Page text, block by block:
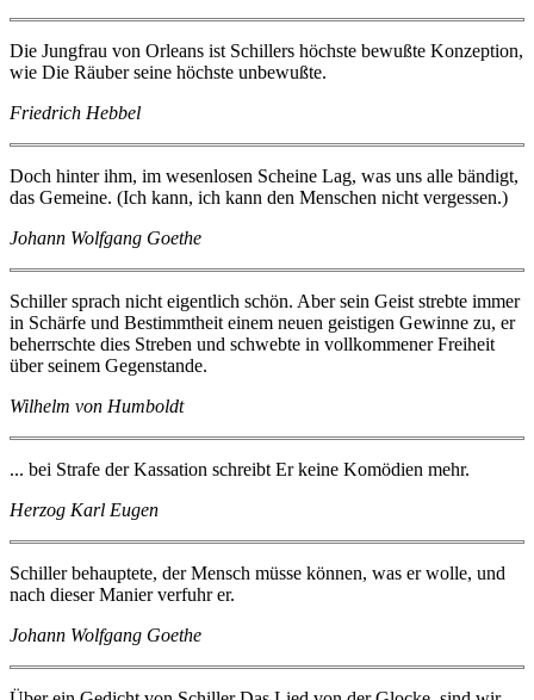
Die Jungfrau von Orleans ist Schillers höchste bewußte Konzeption,
wie Die Räuber seine höchste unbewußte.
Friedrich Hebbel
Doch hinter ihm, im wesenlosen Scheine Lag, was uns alle bändigt,
das Gemeine. (Ich kann, ich kann den Menschen nicht vergessen.)
Johann Wolfgang Goethe
Schiller sprach nicht eigentlich schön. Aber sein Geist strebte immer
in Schärfe und Bestimmtheit einem neuen geistigen Gewinne zu, er
beherrschte dies Streben und schwebte in vollkommener Freiheit
über seinem Gegenstande.
Wilhelm von Humboldt
... bei Strafe der Kassation schreibt Er keine Komödien mehr.
Herzog Karl Eugen
Schiller behauptete, der Mensch müsse können, was er wolle, und
nach dieser Manier verfuhr er.
Johann Wolfgang Goethe